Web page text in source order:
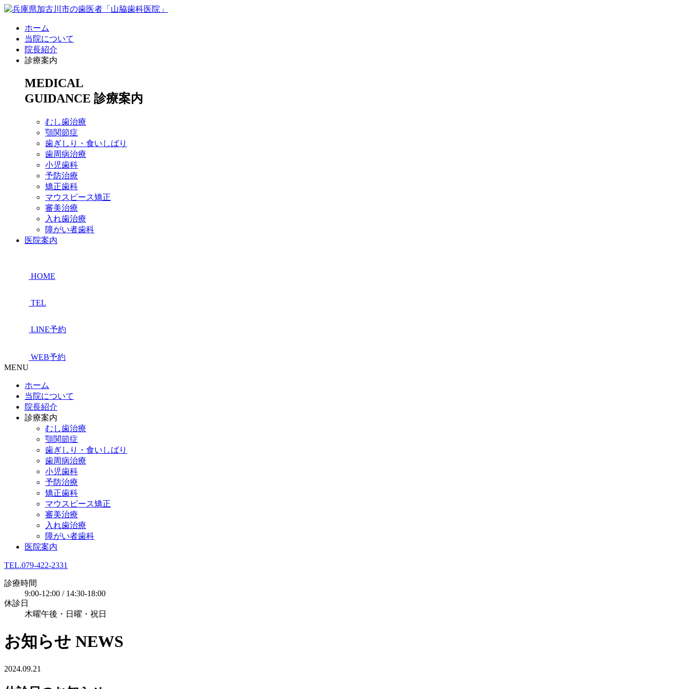
ホーム
当院について
院長紹介
診療案内
MEDICAL
GUIDANCE 診療案内
むし歯治療
顎関節症
歯ぎしり・食いしばり
歯周病治療
小児歯科
予防治療
矯正歯科
マウスピース矯正
審美治療
入れ歯治療
障がい者歯科
医院案内
HOME
TEL
LINE予約
WEB予約
MENU
ホーム
当院について
院長紹介
診療案内
むし歯治療
顎関節症
歯ぎしり・食いしばり
歯周病治療
小児歯科
予防治療
矯正歯科
マウスピース矯正
審美治療
入れ歯治療
障がい者歯科
医院案内
TEL.079-422-2331
診療時間
9:00-12:00 / 14:30-18:00
休診日
木曜午後・日曜・祝日
お知らせ NEWS
2024.09.21